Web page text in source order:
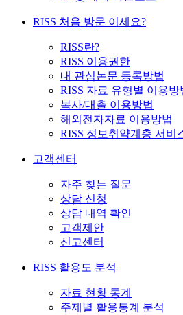
RISS 처음 방문 이세요?
RISS란?
RISS 이용권한
내 관심논문 등록방법
RISS 자료 유형별 이용방
복사/대출 이용방법
해외전자자료 이용방법
RISS 정보취약계층 서비
고객센터
자주 찾는 질문
상담 신청
상담 내역 확인
고객제안
신고센터
RISS 활용도 분석
자료 현황 통계
주제별 활용통계 분석